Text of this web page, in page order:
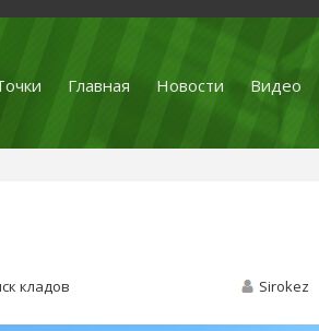
Главная Новости Видео
кладов Sirokez